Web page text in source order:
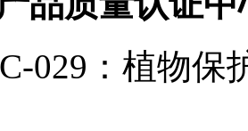
029：植物